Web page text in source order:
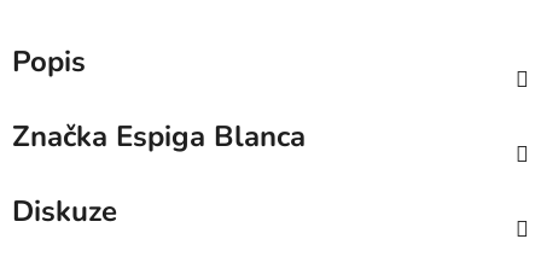
Popis
Značka Espiga Blanca
Diskuze